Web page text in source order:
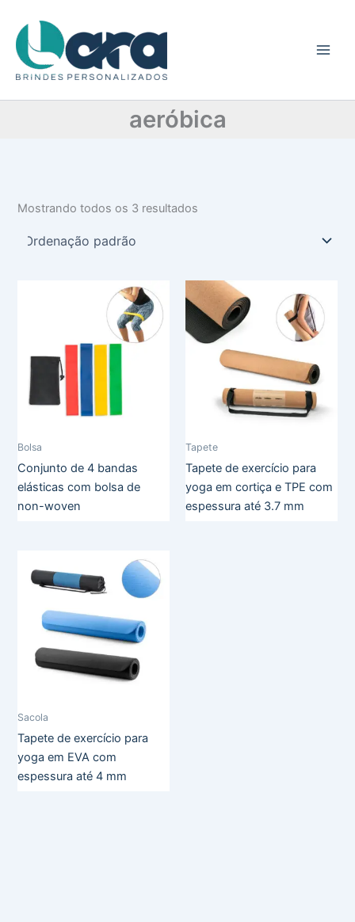
para
conteúdo
aeróbica
t
e
r
Mostrando todos os 3 resultados
Bolsa
Conjunto de 4 bandas
elásticas com bolsa de
non-woven
Tapete
Tapete de exercício para
yoga em cortiça e TPE com
espessura até 3.7 mm
Sacola
Tapete de exercício para
yoga em EVA com
espessura até 4 mm